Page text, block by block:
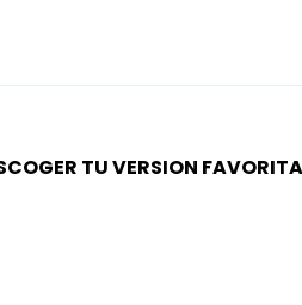
TU VERSION